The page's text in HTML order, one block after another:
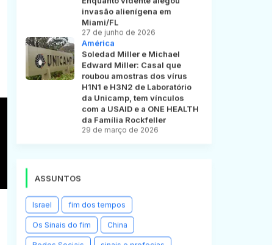
invasão alienígena em
Miami/FL
27 de junho de 2026
América
Soledad Miller e Michael
Edward Miller: Casal que
roubou amostras dos vírus
H1N1 e H3N2 de Laboratório
da Unicamp, tem vínculos
com a USAID e a ONE HEALTH
da Família Rockfeller
29 de março de 2026
ASSUNTOS
Israel fim dos tempos
Os Sinais do fim China